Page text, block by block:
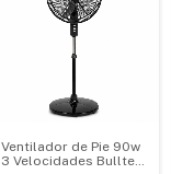
Ventilador de Pie 90w
3 Velocidades Bulltec